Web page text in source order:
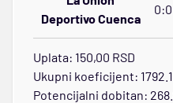
Deportivo Cuenca
Uplata: 150,00 RSD
Ukupni koeficijent:
Potencijalni dobitan: